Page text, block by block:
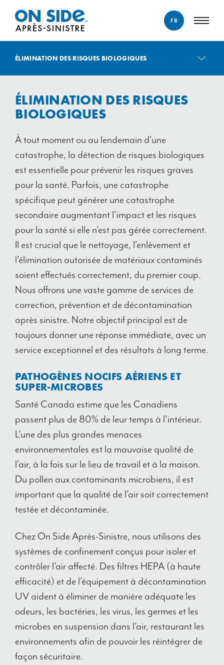
FR
ÉLIMINATION DES RISQUES BIOLOGIQUES
DOMMAGES CAUSÉS PAR L’EAU
DOMMAGES CAUSÉS PAR UNE MÉTÉO EXTRÊME
DOMMAGES CAUSÉS PAR LE FEU ET LA FUMÉE
ÉLIMINATION DES RISQUES BIOLOGIQUES
RESTAURATION DU CONTENU
RESTAURATION DE BIENS ET ARTICLES
ÉLIMINATION DES RISQUES
BIOLOGIQUES
À tout moment ou au lendemain d’une
catastrophe, la détection de risques biologiques
est essentielle pour prévenir les risques graves
pour la santé. Parfois, une catastrophe
spécifique peut générer une catastrophe
secondaire augmentant l’impact et les risques
pour la santé si elle n’est pas gérée correctement.
Il est crucial que le nettoyage, l’enlèvement et
l’élimination autorisée de matériaux contaminés
soient effectués correctement, du premier coup.
Nous offrons une vaste gamme de services de
correction, prévention et de décontamination
après sinistre. Notre objectif principal est de
toujours donner une réponse immédiate, avec un
service exceptionnel et des résultats à long terme.
PATHOGÈNES NOCIFS AÉRIENS ET
SUPER-MICROBES
Santé Canada estime que les Canadiens
passent plus de 80% de leur temps à l’intérieur.
L’une des plus grandes menaces
environnementales est la mauvaise qualité de
l’air, à la fois sur le lieu de travail et à la maison.
Du pollen aux contaminants microbiens, il est
important que la qualité de l’air soit correctement
testée et décontaminée.
Chez On Side Après-Sinistre, nous utilisons des
systèmes de confinement conçus pour isoler et
contrôler l’air affecté. Des filtres HEPA (à haute
efficacité) et de l’équipement à décontamination
UV aident à éliminer de manière adéquate les
odeurs, les bactéries, les virus, les germes et les
microbes en suspension dans l’air, restaurant les
environnements afin de pouvoir les réintégrer de
façon sécuritaire.